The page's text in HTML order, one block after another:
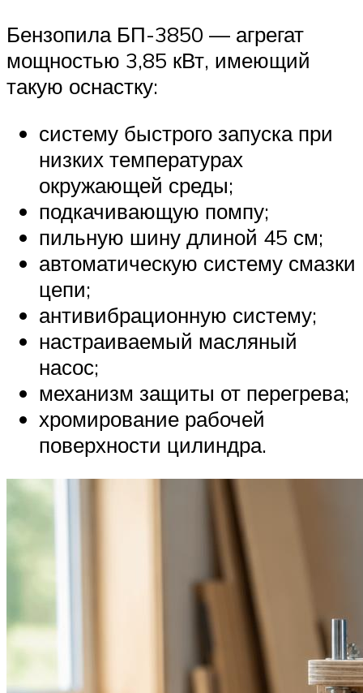
Бензопила БП-3850 — агрегат
мощностью 3,85 кВт, имеющий
такую оснастку:
систему быстрого запуска при
низких температурах
окружающей среды;
подкачивающую помпу;
пильную шину длиной 45 см;
автоматическую систему смазки
цепи;
антивибрационную систему;
настраиваемый масляный
насос;
механизм защиты от перегрева;
хромирование рабочей
поверхности цилиндра.